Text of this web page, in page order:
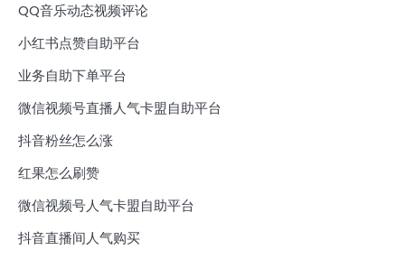
QQ音乐动态视频评论
小红书点赞自助平台
业务自助下单平台
微信视频号直播人气卡盟自助平台
抖音粉丝怎么涨
红果怎么刷赞
微信视频号人气卡盟自助平台
抖音直播间人气购买